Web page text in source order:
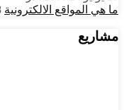
ما هي المواقع الالكترونية
مشاريع